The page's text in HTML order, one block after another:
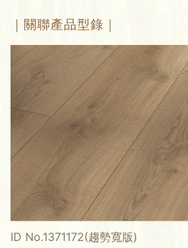
｜關聯產品型錄｜
ID No.1371172(趨勢寬版)